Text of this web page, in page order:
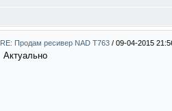
RE: Продам ресивер NAD T763 / 09-04-2015
Актуально